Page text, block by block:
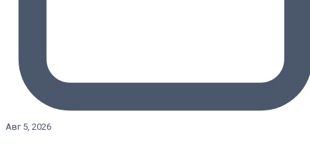
Авг 5, 2026